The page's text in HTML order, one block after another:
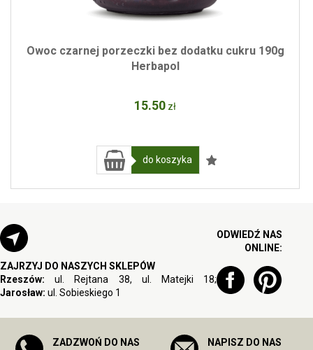
Owoc czarnej porzeczki bez dodatku cukru 190g
Herbapol
15.50 zł
do koszyka
ZAJRZYJ DO NASZYCH SKLEPÓW
Rzeszów: ul. Rejtana 38, ul. Matejki 18;
Jarosław: ul. Sobieskiego 1
ODWIEDŹ NAS
ONLINE:
ZADZWOŃ DO NAS
NAPISZ DO NAS